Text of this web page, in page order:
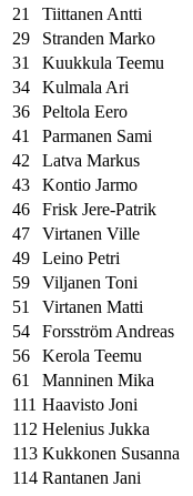
21
Tiittanen Antti
29
Stranden Marko
31
Kuukkula Teemu
34
Kulmala Ari
36
Peltola Eero
41
Parmanen Sami
42
Latva Markus
43
Kontio Jarmo
46
Frisk Jere-Patrik
47
Virtanen Ville
49
Leino Petri
59
Viljanen Toni
51
Virtanen Matti
54
Forsström Andreas
56
Kerola Teemu
61
Manninen Mika
111 Haavisto Joni
112 Helenius Jukka
113 Kukkonen Susanna
114 Rantanen Jani